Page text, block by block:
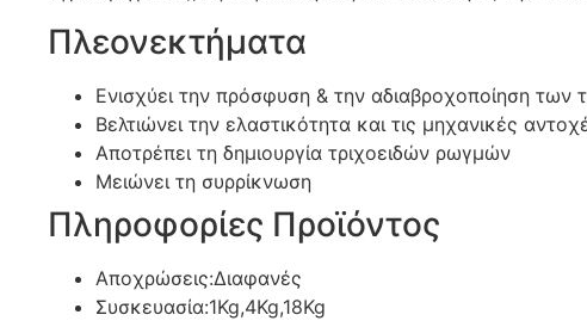
Πλεονεκτήματα
Ενισχύει την πρόσφυση & την αδιαβροχοποίηση των
Βελτιώνει την ελαστικότητα και τις μηχανικές
Αποτρέπει τη δημιουργία τριχοειδών ρωγμών
Μειώνει τη συρρίκνωση
Πληροφορίες Προϊόντος
Αποχρώσεις:Διαφανές
Συσκευασία:1Kg,4Kg,18Kg